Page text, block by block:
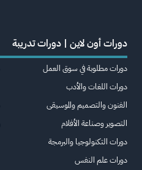
دورات أون لاين | دورات تدريبة
دورات مطلوبة في سوق العمل
دورات اللغات والأدب
الفنون والتصميم والموسيقى
التصوير وصناعة الأفلام
دورات التكنولوجيا والبرمجة
دورات علم النفس